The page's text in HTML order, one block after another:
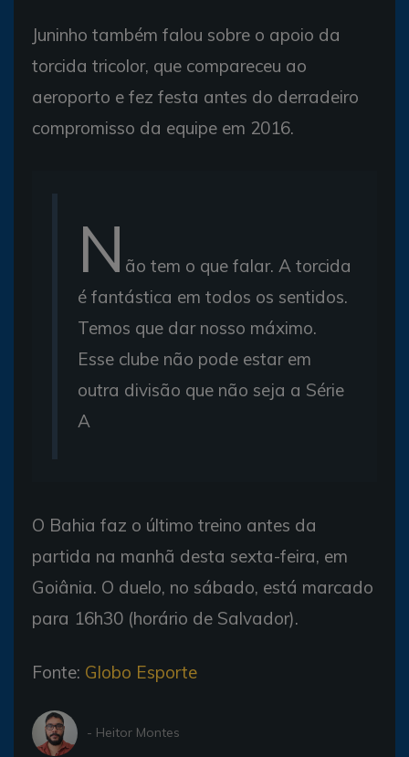
Juninho também falou sobre o apoio da
torcida tricolor, que compareceu ao
aeroporto e fez festa antes do derradeiro
compromisso da equipe em 2016.
N ão tem o que falar. A torcida
é fantástica em todos os sentidos.
Temos que dar nosso máximo.
Esse clube não pode estar em
outra divisão que não seja a Série
A
O Bahia faz o último treino antes da
partida na manhã desta sexta-feira, em
Goiânia. O duelo, no sábado, está marcado
para 16h30 (horário de Salvador).
Fonte: Globo Esporte
- Heitor Montes